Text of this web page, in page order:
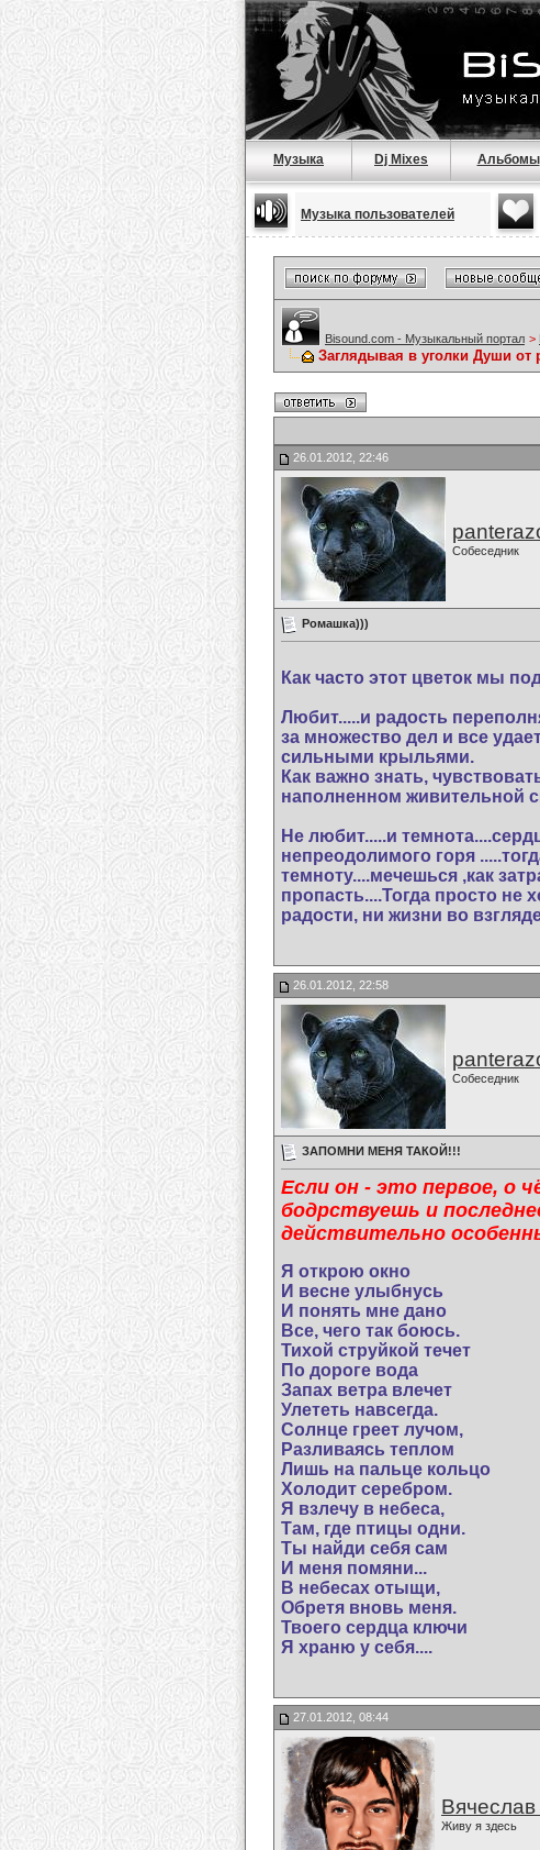
Музыка Dj Mixes Альбомы
Музыка пользователей
Bisound.com - Музыкальный портал >
Заглядывая в уголки Души от
26.01.2012, 22:46
Собеседник
Ромашка)))
Как часто этот цветок мы
Любит.....и радость
за множество дел и все
сильными крыльями.
Как важно знать,
наполненном живительной
Не любит.....и
непреодолимого горя
темноту....мечешься ,как
пропасть....Тогда просто не
радости, ни жизни во
26.01.2012, 22:58
Собеседник
ЗАПОМНИ МЕНЯ ТАКОЙ!!!
Если он - это первое, о
бодрствуешь и
действительно
Я открою окно
И весне улыбнусь
И понять мне дано
Все, чего так боюсь.
Тихой струйкой течет
По дороге вода
Запах ветра влечет
Улететь навсегда.
Солнце греет лучом,
Разливаясь теплом
Лишь на пальце кольцо
Холодит серебром.
Я взлечу в небеса,
Там, где птицы одни.
Ты найди себя сам
И меня помяни...
В небесах отыщи,
Обретя вновь меня.
Твоего сердца ключи
Я храню у себя....
27.01.2012, 08:44
Живу я здесь